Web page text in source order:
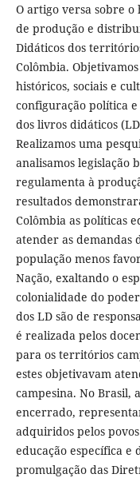
O artigo versa sobre o
de produção e
Didáticos dos
Colômbia.
históricos, sociais e
configuração política
dos livros didáticos
Realizamos uma
analisamos legislação
regulamenta à
resultados
Colômbia as políticas
atender as demandas
população menos
Nação, exaltando o
colonialidade do
dos LD são de
é realizada pelos
para os territórios
estes objetivavam
campesina. No Brasil,
encerrado,
adquiridos pelos
educação específica
promulgação das